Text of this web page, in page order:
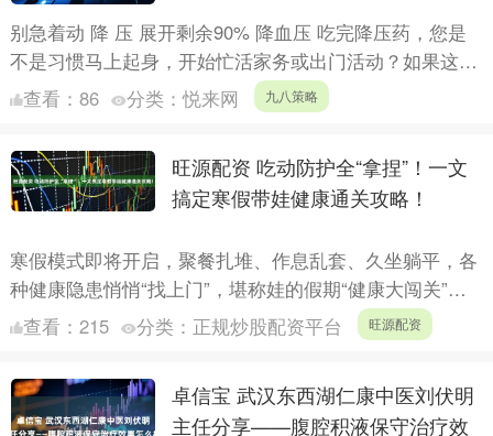
别急着动 降 压 展开剩余90% 降血压 吃完降压药，您是
不是习惯马上起身，开始忙活家务或出门活动？如果这样
做，降压药的“药劲儿”可能就要打折扣了。想让药物好
查看： 86 分类：悦来网 九八策略
旺源配资 吃动防护全“拿捏”！一文
搞定寒假带娃健康通关攻略！
寒假模式即将开启，聚餐扎堆、作息乱套、久坐躺平，各
种健康隐患悄悄“找上门”，堪称娃的假期“健康大闯关”。
国家多部门部署2026寒假儿童关爱服务活动，倡议家庭
查看： 215 分类： 正规炒股配资平台 旺源配资
卓信宝 武汉东西湖仁康中医刘伏明
主任分享——腹腔积液保守治疗效